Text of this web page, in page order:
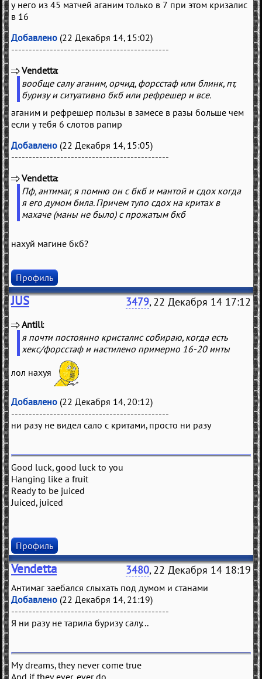
у него из 45 матчей аганим только в 7 при этом кризалис
в 16
Добавлено (22 Декабря 14, 15:02)
---------------------------------------------
Vendetta
вообще салу аганим, орчид, форсстаф или блинк, пт,
буризу и ситуативно бкб или рефрешер и все.
аганим и рефрешер пользы в замесе в разы больше чем
если у тебя 6 слотов рапир
Добавлено (22 Декабря 14, 15:05)
---------------------------------------------
Vendetta
Пф, антимаг, я помню он с бкб и мантой и сдох когда
я его думом била. Причем тупо сдох на критах в
махаче (маны не было) с прожатым бкб
нахуй магине бкб?
Профиль
JUS 3479, 22 Декабря 14 17:12
Antill
я почти постоянно кристалис собираю, когда есть
хекс/форсстаф и настилено примерно 16-20 инты
лол нахуя
Добавлено (22 Декабря 14, 20:12)
---------------------------------------------
ни разу не видел сало с критами, просто ни разу
Good luck, good luck to you
Hanging like a fruit
Ready to be juiced
Juiced, juiced
Профиль
Vendetta 3480, 22 Декабря 14 18:19
Антимаг заебался слыхать под думом и станами
Добавлено (22 Декабря 14, 21:19)
---------------------------------------------
Я ни разу не тарила буризу салу...
My dreams, they never come true
And if they ever, ever do